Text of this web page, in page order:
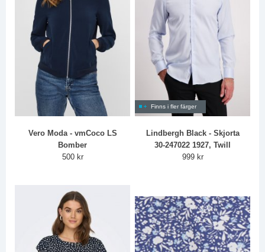
Vero Moda - vmCoco LS
Bomber
500 kr
Finns i fler färger
Lindbergh Black - Skjorta
30-247022 1927, Twill
999 kr